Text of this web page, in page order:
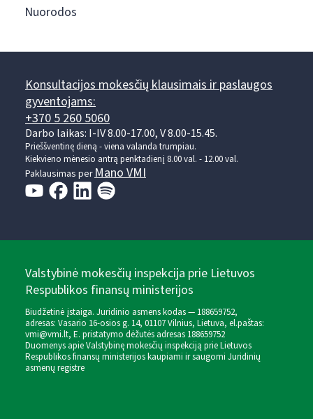
Nuorodos
Konsultacijos mokesčių klausimais ir paslaugos
gyventojams:
+370 5 260 5060
Darbo laikas: I-IV 8.00-17.00, V 8.00-15.45.
Prieššventinę dieną - viena valanda trumpiau.
Kiekvieno mėnesio antrą penktadienį 8.00 val. - 12.00 val.
Paklausimas perMano VMI
Valstybinė mokesčių inspekcija prie Lietuvos
Respublikos finansų ministerijos
Biudžetinė įstaiga. Juridinio asmens kodas — 188659752,
adresas: Vasario 16-osios g. 14, 01107 Vilnius, Lietuva, el.paštas:
vmi@vmi.lt, E. pristatymo dėžutės adresas 188659752
Duomenys apie Valstybinę mokesčių inspekciją prie Lietuvos
Respublikos finansų ministerijos kaupiami ir saugomi Juridinių
asmenų registre